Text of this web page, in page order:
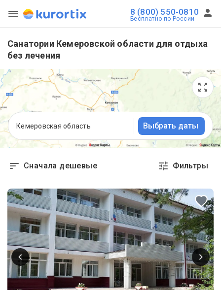
8 (800) 550-0810
Бесплатно по России
Санатории Кемеровской области для отдыха
без лечения
Кемеровская область Выбрать даты
Сначала дешевые Фильтры